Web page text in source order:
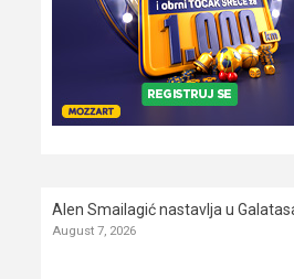
Alen Smailagić nastavlja u
August 7, 2026